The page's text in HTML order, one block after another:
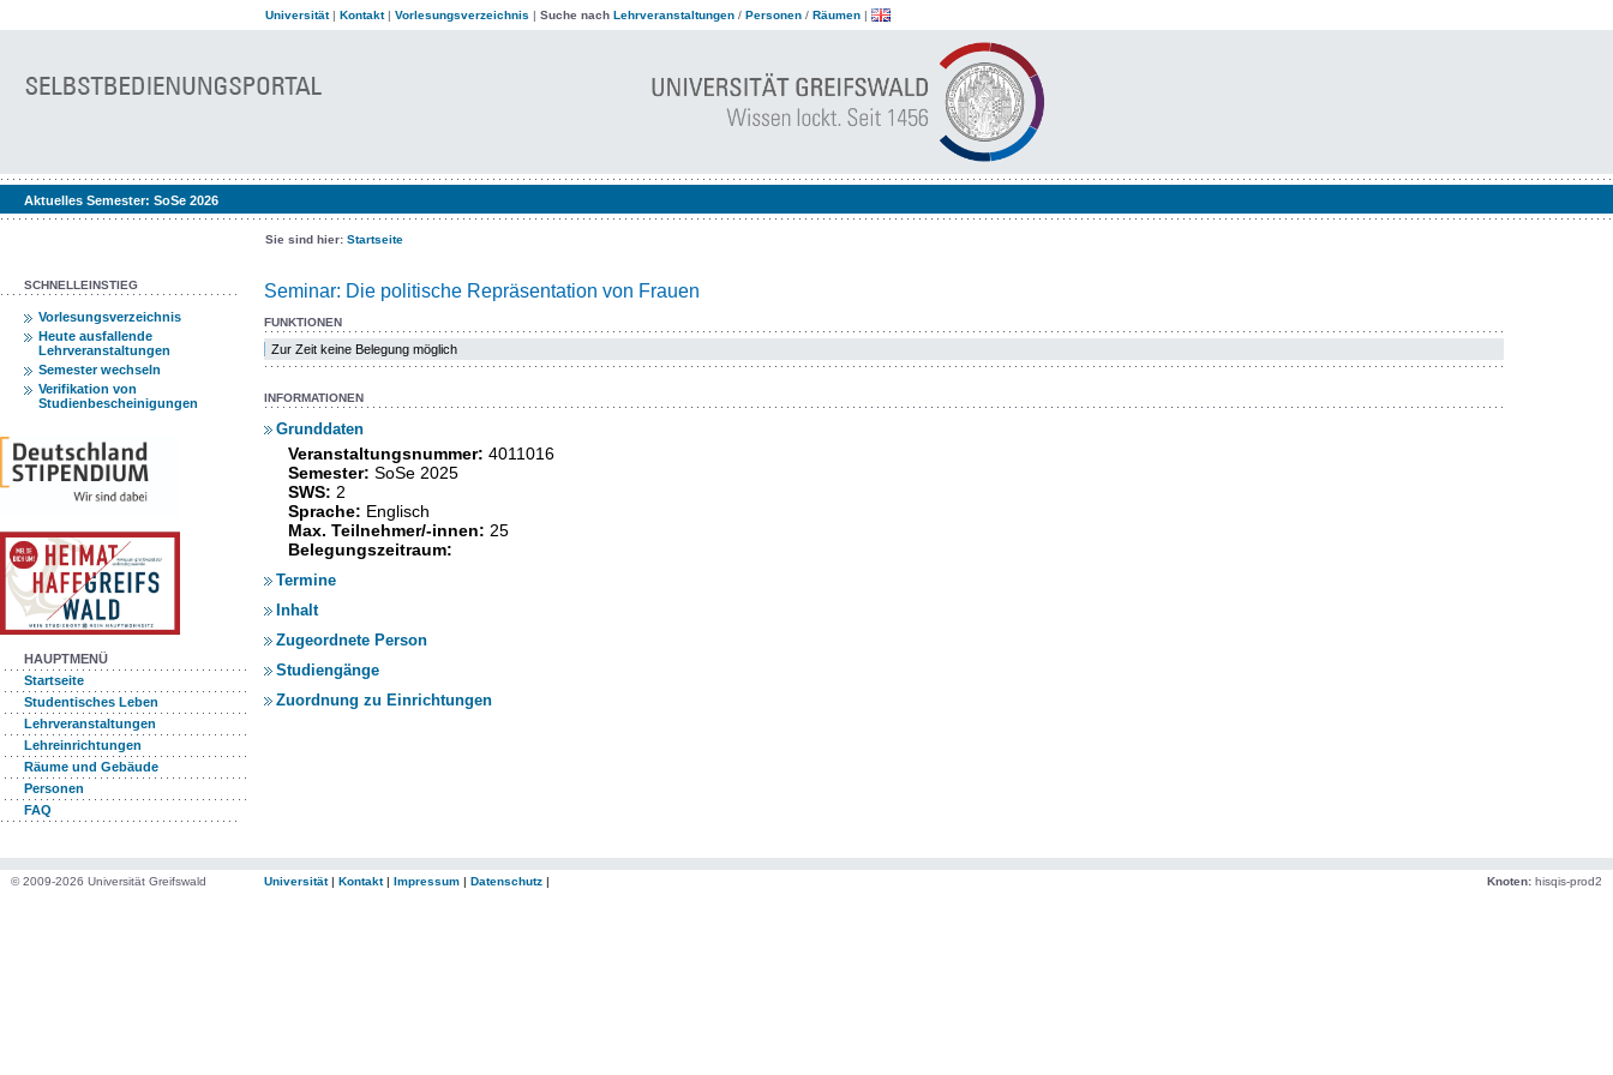
Universität| Kontakt| Vorlesungsverzeichnis | Suche nach Lehrveranstaltungen / Personen / Räumen |
Aktuelles Semester: SoSe 2026
Sie sind hier: Startseite
SCHNELLEINSTIEG
Vorlesungsverzeichnis
Heute ausfallende
Lehrveranstaltungen
Semester wechseln
Verifikation von
Studienbescheinigungen
HAUPTMENÜ
Startseite
Studentisches Leben
Lehrveranstaltungen
Lehreinrichtungen
Räume und Gebäude
Personen
FAQ
Seminar: Die politische Repräsentation von Frauen
FUNKTIONEN
Zur Zeit keine Belegung möglich
INFORMATIONEN
Grunddaten
Veranstaltungsnummer: 4011016
Semester: SoSe 2025
SWS: 2
Sprache: Englisch
Max. Teilnehmer/-innen: 25
Belegungszeitraum:
Termine
Inhalt
Zugeordnete Person
Studiengänge
Zuordnung zu Einrichtungen
© 2009-2026 Universität Greifswald Universität| Kontakt| Impressum | Datenschutz | Knoten: hisqis-prod2